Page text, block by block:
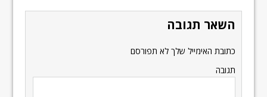
השאר תגובה
כתובת האימייל שלך לא תפורסם
תגובה